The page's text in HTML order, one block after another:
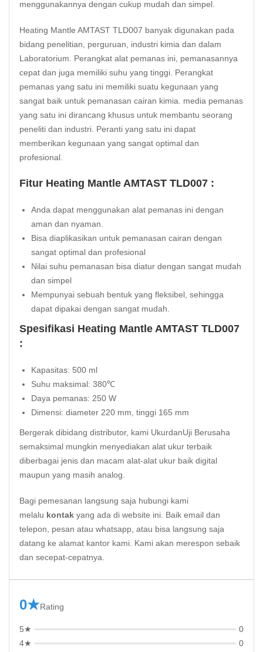
menggunakannya dengan cukup mudah dan simpel.
Heating Mantle AMTAST TLD007 banyak digunakan pada
bidang penelitian, perguruan, industri kimia dan dalam
Laboratorium. Perangkat alat pemanas ini, pemanasannya
cepat dan juga memiliki suhu yang tinggi. Perangkat
pemanas yang satu ini memiliki suatu kegunaan yang
sangat baik untuk pemanasan cairan kimia. media pemanas
yang satu ini dirancang khusus untuk membantu seorang
peneliti dan industri. Peranti yang satu ini dapat
memberikan kegunaan yang sangat optimal dan
profesional.
Fitur Heating Mantle AMTAST TLD007 :
Anda dapat menggunakan alat pemanas ini dengan
aman dan nyaman.
Bisa diaplikasikan untuk pemanasan cairan dengan
sangat optimal dan profesional
Nilai suhu pemanasan bisa diatur dengan sangat mudah
dan simpel
Mempunyai sebuah bentuk yang fleksibel, sehingga
dapat dipakai dengan sangat mudah.
Spesifikasi Heating Mantle AMTAST TLD007
:
Kapasitas: 500 ml
Suhu maksimal: 380℃
Daya pemanas: 250 W
Dimensi: diameter 220 mm, tinggi 165 mm
Bergerak dibidang distributor, kami UkurdanUji Berusaha
semaksimal mungkin menyediakan alat ukur terbaik
diberbagai jenis dan macam alat-alat ukur baik digital
maupun yang masih analog.
Bagi pemesanan langsung saja hubungi kami
melalu kontak yang ada di website ini. Baik email dan
telepon, pesan atau whatsapp, atau bisa langsung saja
datang ke alamat kantor kami. Kami akan merespon sebaik
dan secepat-cepatnya.
0★Rating
5★
0
4★
0